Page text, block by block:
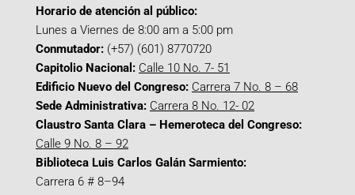
Horario de atención al público:
Lunes a Viernes de 8:00 am a 5:00 pm
Conmutador: (+57) (601) 8770720
Capitolio Nacional: Calle 10 No. 7- 51
Edificio Nuevo del Congreso: Carrera 7 No. 8 – 68
Sede Administrativa: Carrera 8 No. 12- 02
Claustro Santa Clara – Hemeroteca del Congreso:
Calle 9 No. 8 – 92
Biblioteca Luis Carlos Galán Sarmiento:
Carrera 6 # 8–94